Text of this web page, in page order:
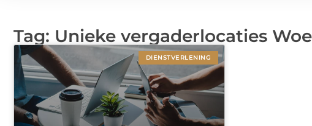
Tag: Unieke vergaderlocaties
DIENSTVERLENING